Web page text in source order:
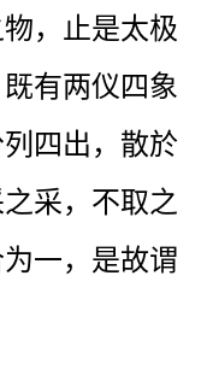
，止是太极
有两仪四象
四出，散於
采，不取之
一，是故谓